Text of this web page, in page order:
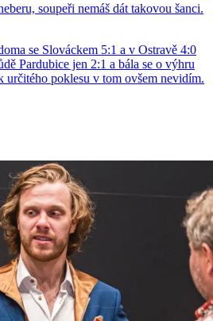
soupeři nemáš dát takovou šanci.
se Slováckem 5:1 a v Ostravě 4:0
Pardubice jen 2:1 a bála se o výhru
určitého poklesu v tom ovšem nevidím.